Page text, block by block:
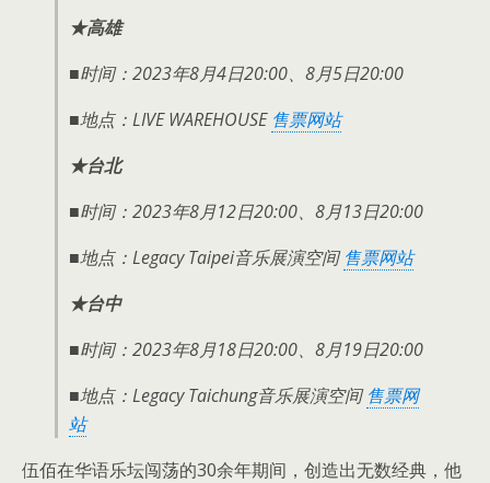
★高雄
■时间：2023年8月4日20:00、8月5日20:00
■地点：LIVE WAREHOUSE 售票网站
★台北
■时间：2023年8月12日20:00、8月13日20:00
■地点：Legacy Taipei音乐展演空间售票网站
★台中
■时间：2023年8月18日20:00、8月19日20:00
■地点：Legacy Taichung音乐展演空间售票网
站
伍佰在华语乐坛闯荡的30余年期间，创造出无数经典，他